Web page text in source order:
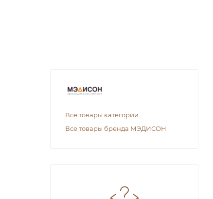
Все товары категории
Все товары бренда МЭДИСОН